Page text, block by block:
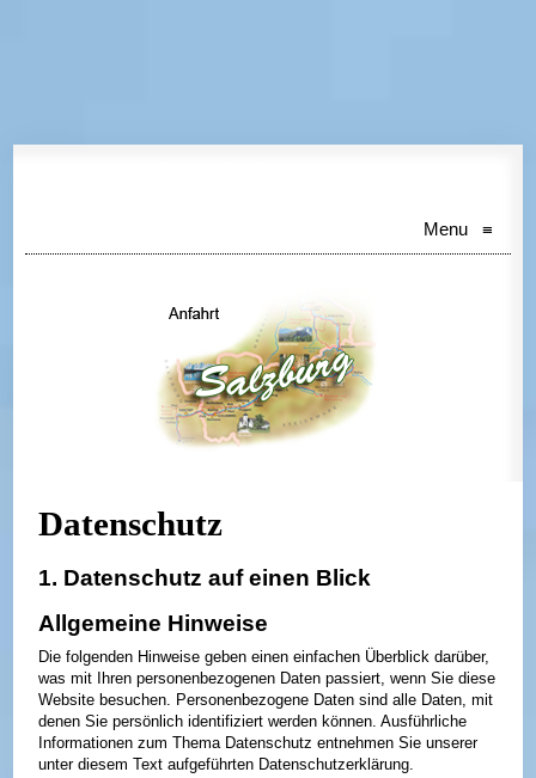
Menu≡
Datenschutz
1. Datenschutz auf einen Blick
Allgemeine Hinweise
Die folgenden Hinweise geben einen einfachen Überblick darüber,
was mit Ihren personenbezogenen Daten passiert, wenn Sie diese
Website besuchen. Personenbezogene Daten sind alle Daten, mit
denen Sie persönlich identifiziert werden können. Ausführliche
Informationen zum Thema Datenschutz entnehmen Sie unserer
unter diesem Text aufgeführten Datenschutzerklärung.